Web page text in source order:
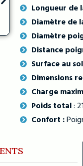
Longueur de
Diamètre de
Diamètre
Distance
Surface au
Dimensions
Charge
Poids total:
Confort :